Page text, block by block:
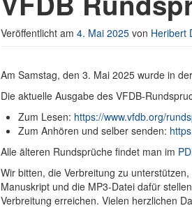
Veröffentlicht am 4. Mai 2025 von Heribert
Am Samstag, den 3. Mai 2025 wurde in
Die aktuelle Ausgabe des VFDB-
Zum Lesen: https://www.vfdb.org/
Zum Anhören und selber senden:
Alle älteren Rundsprüche findet man im
Wir bitten, die Verbreitung zu
Manuskript und die MP3-Datei dafür
Verbreitung erreichen. Vielen herzlichen